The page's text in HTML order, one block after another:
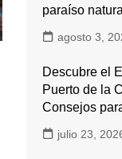
paraíso natural
agosto 3,
Descubre el
Puerto de la
Consejos
julio 23,